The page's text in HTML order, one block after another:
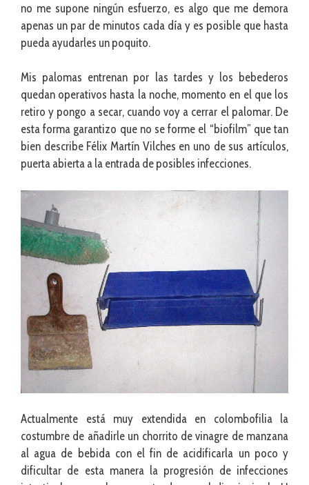
no me supone ningún esfuerzo, es algo que me demora
apenas un par de minutos cada día y es posible que hasta
pueda ayudarles un poquito.
Mis palomas entrenan por las tardes y los bebederos
quedan operativos hasta la noche, momento en el que los
retiro y pongo a secar, cuando voy a cerrar el palomar. De
esta forma garantizo que no se forme el “biofilm” que tan
bien describe Félix Martín Vilches en uno de sus artículos,
puerta abierta a la entrada de posibles infecciones.
Actualmente está muy extendida en colombofilia la
costumbre de añadirle un chorrito de vinagre de manzana
al agua de bebida con el fin de acidificarla un poco y
dificultar de esta manera la progresión de infecciones